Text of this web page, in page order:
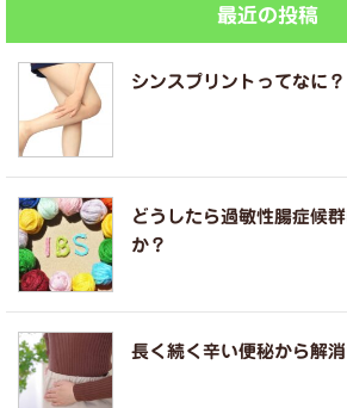
最近の投稿
シンスプリントってなに？
どうしたら過敏性腸症候
か？
長く続く辛い便秘から解消